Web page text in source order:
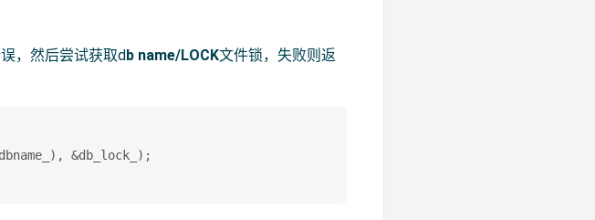
，然后尝试获取db name/LOCK文件锁，失败则返
&db_lock_);